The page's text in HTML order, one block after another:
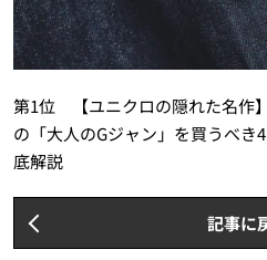
第1位 【ユニクロの隠れた名作
の「大人のGジャン」を買うべ
底解説
記事に